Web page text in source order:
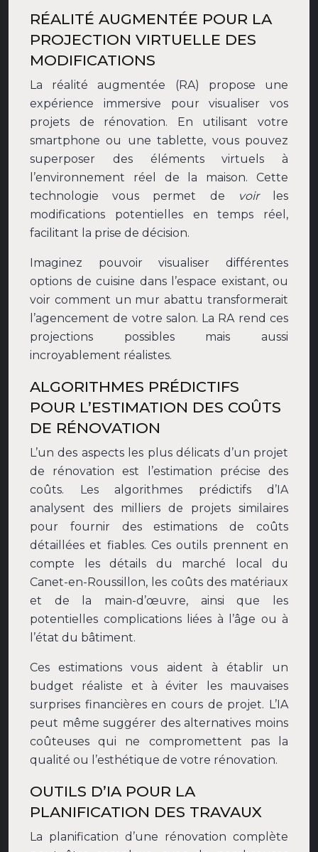
RÉALITÉ AUGMENTÉE POUR LA
PROJECTION VIRTUELLE DES
MODIFICATIONS
La réalité augmentée (RA) propose une
expérience immersive pour visualiser vos
projets de rénovation. En utilisant votre
smartphone ou une tablette, vous pouvez
superposer des éléments virtuels à
l’environnement réel de la maison. Cette
technologie vous permet de
voir
les
modifications potentielles en temps réel,
facilitant la prise de décision.
Imaginez pouvoir visualiser différentes
options de cuisine dans l’espace existant, ou
voir comment un mur abattu transformerait
l’agencement de votre salon. La RA rend ces
projections possibles mais aussi
incroyablement réalistes.
ALGORITHMES PRÉDICTIFS
POUR L’ESTIMATION DES COÛTS
DE RÉNOVATION
L’un des aspects les plus délicats d’un projet
de rénovation est l’estimation précise des
coûts. Les algorithmes prédictifs d’IA
analysent des milliers de projets similaires
pour fournir des estimations de coûts
détaillées et fiables. Ces outils prennent en
compte les détails du marché local du
Canet-en-Roussillon, les coûts des matériaux
et de la main-d’œuvre, ainsi que les
potentielles complications liées à l’âge ou à
l’état du bâtiment.
Ces estimations vous aident à établir un
budget réaliste et à éviter les mauvaises
surprises financières en cours de projet. L’IA
peut même suggérer des alternatives moins
coûteuses qui ne compromettent pas la
qualité ou l’esthétique de votre rénovation.
OUTILS D’IA POUR LA
PLANIFICATION DES TRAVAUX
La planification d’une rénovation complète